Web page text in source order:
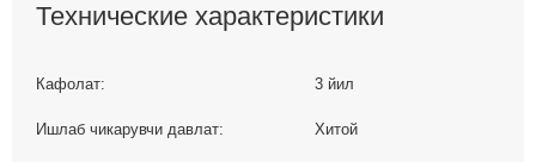
Технические характеристики
Кафолат: 3 йил
Ишлаб чикарувчи давлат: Хитой